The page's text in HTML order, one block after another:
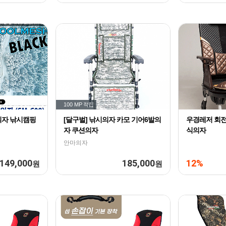
낚시캠핑
149,000원
100 MP 적립
[달구벌] 낚시의자 카모 기어6발의
자 쿠션의자
안마의자
185,000원
우경레저 회
식의자
12%